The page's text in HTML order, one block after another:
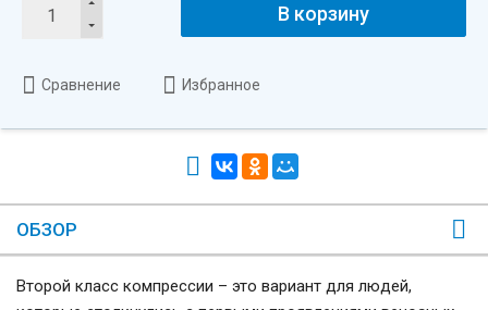
В корзину
Сравнение Избранное
ОБЗОР
Второй класс компрессии – это вариант для людей,